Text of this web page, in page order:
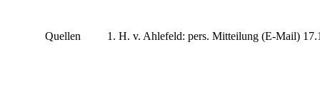
Quellen H. v. Ahlefeld: pers. Mitteilung (E-Mail)